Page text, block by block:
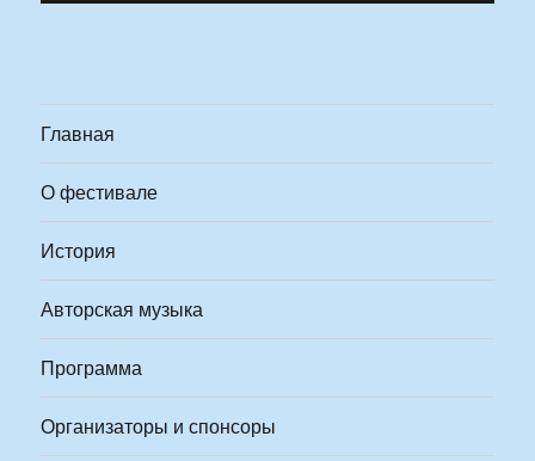
Главная
О фестивале
История
Авторская музыка
Программа
Организаторы и спонсоры